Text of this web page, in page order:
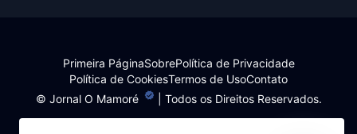
© Jornal O Mamoré | Todos os Direitos Reservados.
Primeira PáginaSobrePolítica de Privacidade
Política de CookiesTermos de UsoContato